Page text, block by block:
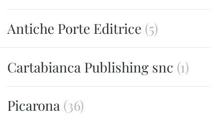
Antiche Porte Editrice (5)
Cartabianca Publishing snc (1)
Picarona (36)